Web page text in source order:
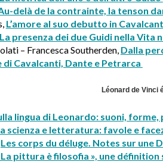
delà de la contrainte, la tenson
L’amore al suo debutto in
La presenza dei due Guidi nella Vita
– Francesca Southerden, Dalla
di Cavalcanti, Dante e Petrarca
Léonard de Vinci
lingua di Leonardo: suoni, forme,
scienza e letteratura: favole e
Les corps du déluge. Notes sur une
La pittura è filosofia », une